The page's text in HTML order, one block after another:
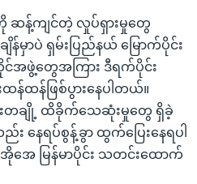
န့်ကျင်တဲ့ လှုပ်ရှားမှုတွေ
ျိန်မှာပဲ ရှမ်းပြည်နယ် မြောက်ပိုင်း
အဖွဲ့တွေအကြား ဒီရက်ပိုင်း
န်ထန်ဖြစ်ပွားနေပါတယ်။
တချို့ ထိခိုက်သေဆုံးမှုတွေ ရှိခဲ့
နေရပ်စွန့်ခွာ ထွက်ပြေးနေရပါ
ေ မြန်မာပိုင်း သတင်းထောက်